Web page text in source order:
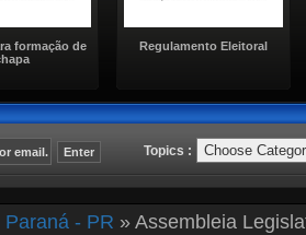
formação de
Regulamento Eleitoral
Topics :
Paraná - PR » Assembleia